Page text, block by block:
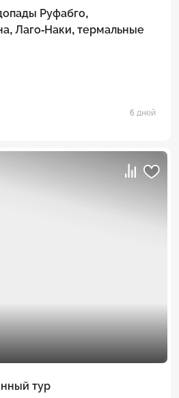
Руфабго,
Лаго-Наки, термальные
6 дней
тур